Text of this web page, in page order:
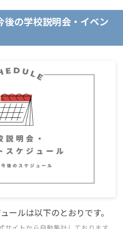
後の学校説明会・イベン
ールは以下のとおりです。